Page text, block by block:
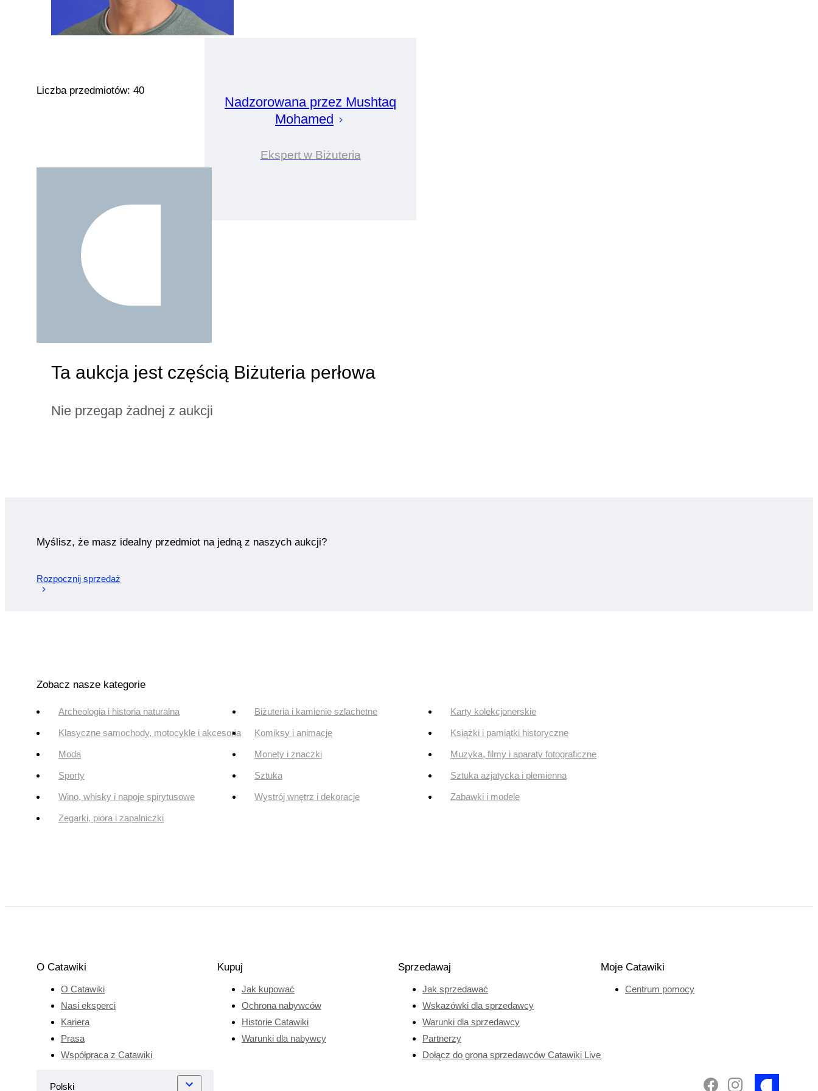
Nadzorowana przez Mushtaq
Mohamed
Ekspert w Biżuteria
Liczba przedmiotów: 40
Ta aukcja jest częścią Biżuteria perłowa
Nie przegap żadnej z aukcji
Myślisz, że masz idealny przedmiot na jedną z naszych aukcji?
Rozpocznij sprzedaż
Zobacz nasze kategorie
Archeologia i historia naturalna Biżuteria i kamienie szlachetne Karty kolekcjonerskie
Klasyczne samochody, motocykle i akcesoria Komiksy i animacje Książki i pamiątki historyczne
Moda Monety i znaczki Muzyka, filmy i aparaty fotograficzne
Sporty Sztuka Sztuka azjatycka i plemienna
Wino, whisky i napoje spirytusowe Wystrój wnętrz i dekoracje Zabawki i modele
Zegarki, pióra i zapalniczki
O Catawiki
O Catawiki
Nasi eksperci
Kariera
Prasa
Współpraca z Catawiki
Kupuj
Jak kupować
Ochrona nabywców
Historie Catawiki
Warunki dla nabywcy
Sprzedawaj
Jak sprzedawać
Wskazówki dla sprzedawcy
Warunki dla sprzedawcy
Partnerzy
Dołącz do grona sprzedawców Catawiki Live
Moje Catawiki
Centrum pomocy